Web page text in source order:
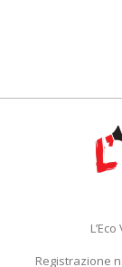
Registrazione